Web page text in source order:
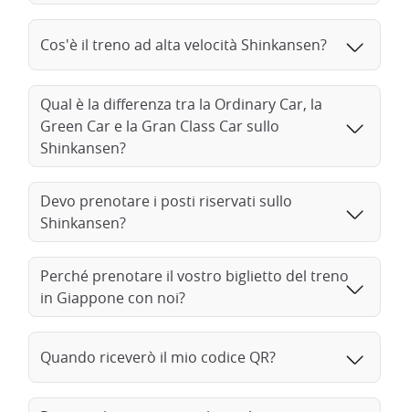
collegano rapidamente le due città in30 minuti, offrendo un
modo rapido ed efficiente di viaggiare da una metropoli
all'altra. Sedetevi, rilassatevi e ammirate il paesaggio che
scorre attraverso i finestrini panoramici dello Shinkansen.
Lungo il tragitto potrete ammirare i magnifici paesaggi urbani
e naturali del Giappone.
Cos'è il treno ad alta velocità Shinkansen?
Qual è la differenza tra la Ordinary Car, la
Green Car e la Gran Class Car sullo
Shinkansen?
Devo prenotare i posti riservati sullo
Shinkansen?
Perché prenotare il vostro biglietto del treno
in Giappone con noi?
Quando riceverò il mio codice QR?